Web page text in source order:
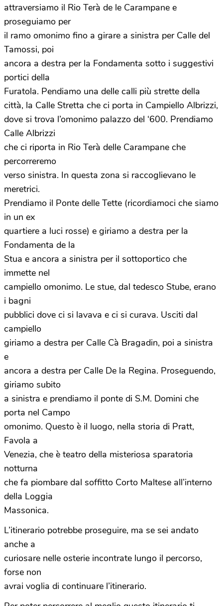
attraversiamo il Rio Terà de le Carampane e
proseguiamo per
il ramo omonimo fino a girare a sinistra per Calle del
Tamossi, poi
ancora a destra per la Fondamenta sotto i suggestivi
portici della
Furatola. Pendiamo una delle calli più strette della
città, la Calle Stretta che ci porta in Campiello Albrizzi,
dove si trova l’omonimo palazzo del ‘600. Prendiamo
Calle Albrizzi
che ci riporta in Rio Terà delle Carampane che
percorreremo
verso sinistra. In questa zona si raccoglievano le
meretrici.
Prendiamo il Ponte delle Tette (ricordiamoci che siamo
in un ex
quartiere a luci rosse) e giriamo a destra per la
Fondamenta de la
Stua e ancora a sinistra per il sottoportico che
immette nel
campiello omonimo. Le stue, dal tedesco Stube, erano
i bagni
pubblici dove ci si lavava e ci si curava. Usciti dal
campiello
giriamo a destra per Calle Cà Bragadin, poi a sinistra
e
ancora a destra per Calle De la Regina. Proseguendo,
giriamo subito
a sinistra e prendiamo il ponte di S.M. Domini che
porta nel Campo
omonimo. Questo è il luogo, nella storia di Pratt,
Favola a
Venezia, che è teatro della misteriosa sparatoria
notturna
che fa piombare dal soffitto Corto Maltese all’interno
della Loggia
Massonica.
L’itinerario potrebbe proseguire, ma se sei andato
anche a
curiosare nelle osterie incontrate lungo il percorso,
forse non
avrai voglia di continuare l’itinerario.